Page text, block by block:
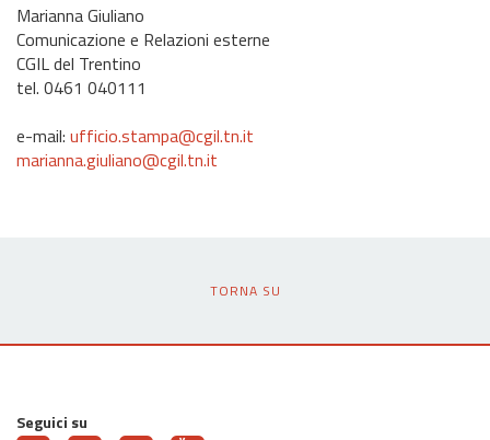
Marianna Giuliano
Comunicazione e Relazioni esterne
CGIL del Trentino
tel. 0461 040111
e-mail: ufficio.stampa@cgil.tn.it
marianna.giuliano@cgil.tn.it
TORNA SU
Seguici su